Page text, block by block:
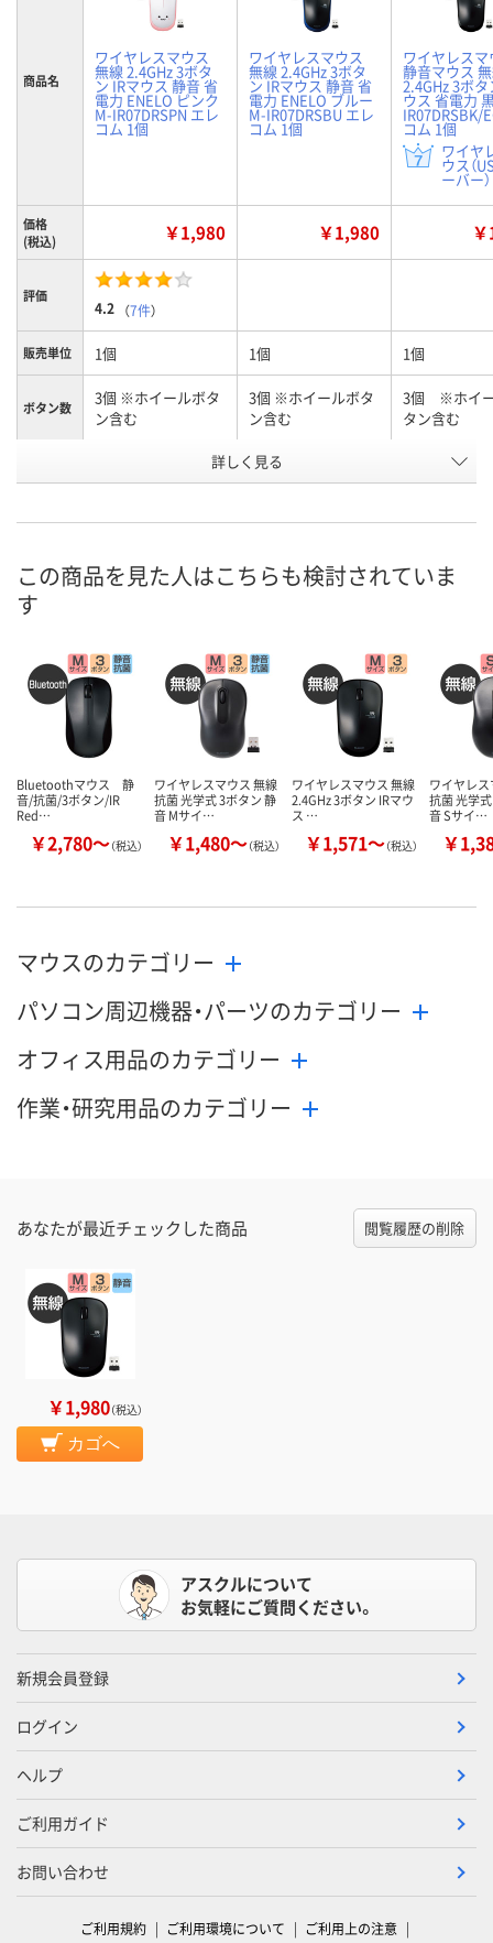
商品名
ワイヤレスマウス
無線 2.4GHz 3ボタ
ン IRマウス 静音 省
電力 ENELO ピンク
M-IR07DRSPN エレ
コム 1個
ワイヤレスマウス
無線 2.4GHz 3ボタ
ン IRマウス 静音 省
電力 ENELO ブルー
M-IR07DRSBU エレ
コム 1個
ワイヤレスマ
静音マウス
2.4GHz 3ボタ
ウス 省電力
IR07DRSBK/
コム 1個
ワイヤ
ウス（
ーバー
価格
(税込)
￥1,980 ￥1,980
評価
4.2 （7件）
販売単位 1個 1個 1個
ボタン数
3個 ※ホイールボタ
ン含む
3個 ※ホイールボタ
ン含む
3個 ※ホイ
タン含む
ブルー ブラック/EC
2881404 2881208 XU32307
在庫 入荷待ち 6点 あり
お届け日
数量
カゴへ
数量
カゴへ
数量
カ
詳しく見る
この商品を見た人はこちらも検討されていま
す
Bluetoothマウス 静
音/抗菌/3ボタン/IR
Red…
￥2,780～（税込）
ワイヤレスマウス 無線
抗菌 光学式 3ボタン 静
音 Mサイ…
￥1,480～（税込）
ワイヤレスマウス 無線
2.4GHz 3ボタン IRマウ
ス …
￥1,571～（税込）
ワイヤレ
抗菌 光学
音 Sサイ…
￥
マウスのカテゴリー
パソコン周辺機器・パーツのカテゴリー
オフィス用品のカテゴリー
作業・研究用品のカテゴリー
あなたが最近チェックした商品 閲覧履歴の削除
￥1,980（税込）
カゴへ
アスクルについて
お気軽にご質問ください。
新規会員登録
ログイン
ヘルプ
ご利用ガイド
お問い合わせ
ご利用規約 ご利用環境について ご利用上の注意